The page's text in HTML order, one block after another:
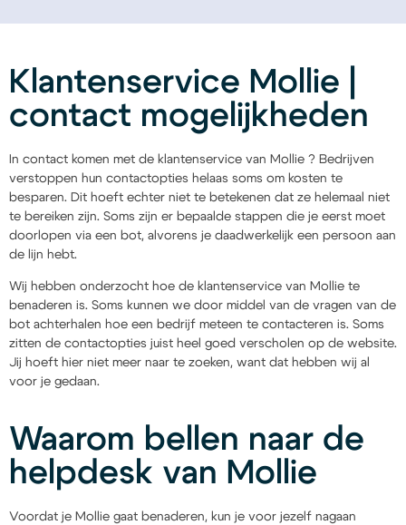
Klantenservice Mollie |
contact mogelijkheden
In contact komen met de klantenservice van Mollie ? Bedrijven
verstoppen hun contactopties helaas soms om kosten te
besparen. Dit hoeft echter niet te betekenen dat ze helemaal niet
te bereiken zijn. Soms zijn er bepaalde stappen die je eerst moet
doorlopen via een bot, alvorens je daadwerkelijk een persoon aan
de lijn hebt.
Wij hebben onderzocht hoe de klantenservice van Mollie te
benaderen is. Soms kunnen we door middel van de vragen van de
bot achterhalen hoe een bedrijf meteen te contacteren is. Soms
zitten de contactopties juist heel goed verscholen op de website.
Jij hoeft hier niet meer naar te zoeken, want dat hebben wij al
voor je gedaan.
Waarom bellen naar de
helpdesk van Mollie
Voordat je Mollie gaat benaderen, kun je voor jezelf nagaan